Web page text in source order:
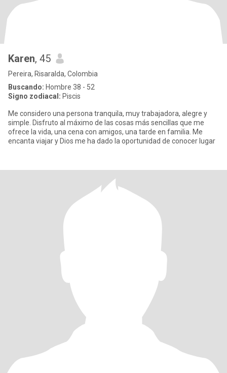
Karen, 45
Pereira, Risaralda, Colombia
Buscando: Hombre 38 - 52
Signo zodiacal: Piscis
Me considero una persona tranquila, muy trabajadora, alegre y
simple. Disfruto al máximo de las cosas más sencillas que me
ofrece la vida, una cena con amigos, una tarde en familia. Me
encanta viajar y Dios me ha dado la oportunidad de conocer lugar